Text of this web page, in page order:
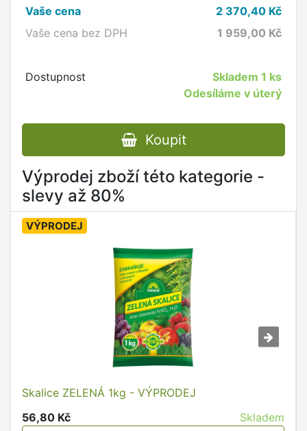
Vaše cena
2 370,40 Kč
Vaše cena bez DPH
1 959,00 Kč
Dostupnost Skladem1 ks
Odesíláme v úterý
Koupit
Výprodej zboží této kategorie -
slevy až 80%
VÝPRODEJ
Skalice ZELENÁ 1kg - VÝPRODEJ
56,80 Kč
Skladem